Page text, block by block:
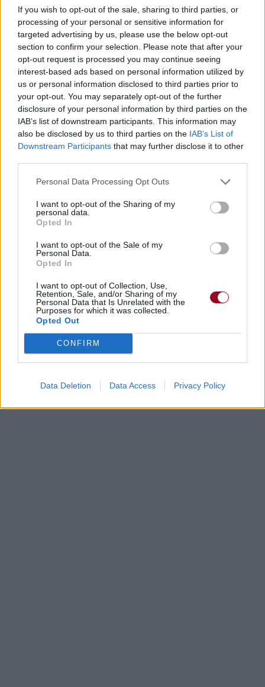
If you wish to opt-out of the sale, sharing to third parties, or
processing of your personal or sensitive information for
targeted advertising by us, please use the below opt-out
section to confirm your selection. Please note that after your
opt-out request is processed you may continue seeing
interest-based ads based on personal information utilized by
us or personal information disclosed to third parties prior to
your opt-out. You may separately opt-out of the further
disclosure of your personal information by third parties on the
IAB’s list of downstream participants. This information may
also be disclosed by us to third parties on the IAB’s List of
Downstream Participants that may further disclose it to other
Personal Data Processing Opt Outs
I want to opt-out of the Sharing of my
personal data.
Opted In
I want to opt-out of the Sale of my
Personal Data.
Opted In
I want to opt-out of Collection, Use,
Retention, Sale, and/or Sharing of my
Personal Data that Is Unrelated with the
Purposes for which it was collected.
Opted Out
CONFIRM
Data Deletion Data Access Privacy Policy
Biographie
Téléchargements
Photos
Corrections & commentaires
Dire «merci» pour cette traduction Corriger une erreur